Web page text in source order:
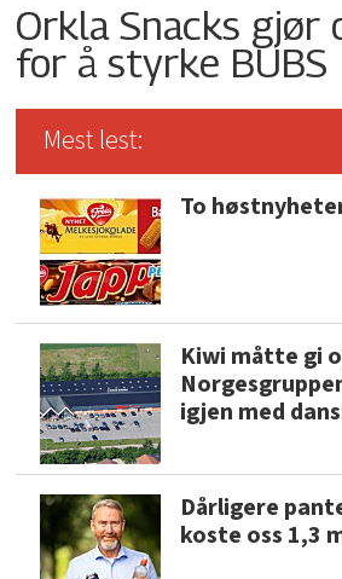
Orkla Snacks gjør
for å styrke BUBS
Mest lest:
To
Kiwi måtte gi
igjen med
Dårligere
koste oss 1,3